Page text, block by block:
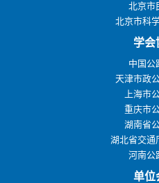
北京市
北京市科
学会
中国公
天津市政
上海市
重庆市
湖南省
湖北省交通
河南公
单位